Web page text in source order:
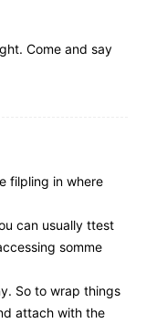
Come and say
filpling in where
can usually ttest
somme
So to wrap things
attach with the